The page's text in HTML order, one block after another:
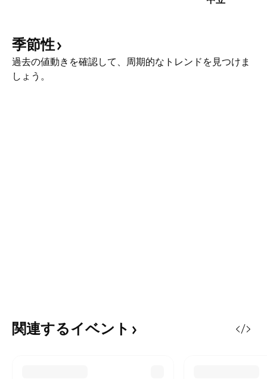
季節性
過去の値動きを確認して、周期的なトレンドを見つけま
しょう。
関連するイベント